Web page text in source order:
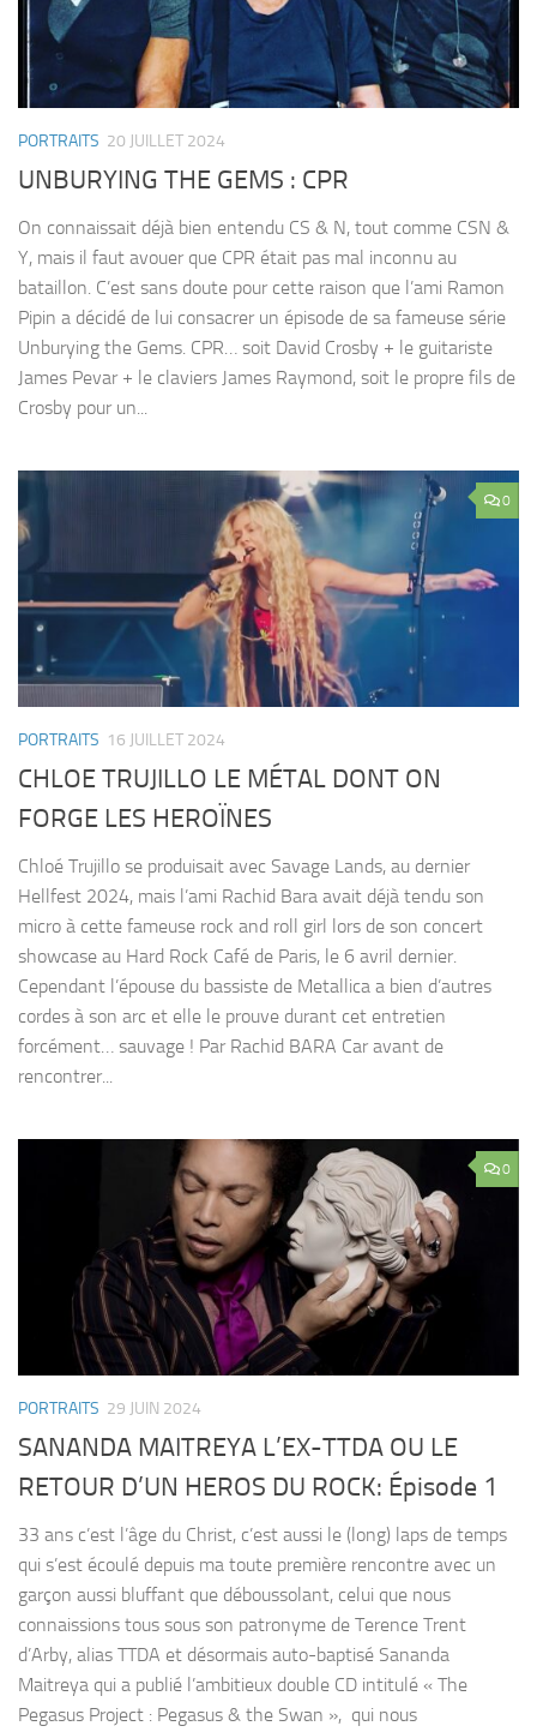
PORTRAITS 20 JUILLET 2024
UNBURYING THE GEMS : CPR
On connaissait déjà bien entendu CS & N, tout comme CSN &
Y, mais il faut avouer que CPR était pas mal inconnu au
bataillon. C’est sans doute pour cette raison que l’ami Ramon
Pipin a décidé de lui consacrer un épisode de sa fameuse série
Unburying the Gems. CPR… soit David Crosby + le guitariste
James Pevar + le claviers James Raymond, soit le propre fils de
Crosby pour un...
0
PORTRAITS 16 JUILLET 2024
CHLOE TRUJILLO LE MÉTAL DONT ON
FORGE LES HEROÏNES
Chloé Trujillo se produisait avec Savage Lands, au dernier
Hellfest 2024, mais l’ami Rachid Bara avait déjà tendu son
micro à cette fameuse rock and roll girl lors de son concert
showcase au Hard Rock Café de Paris, le 6 avril dernier.
Cependant l’épouse du bassiste de Metallica a bien d’autres
cordes à son arc et elle le prouve durant cet entretien
forcément… sauvage ! Par Rachid BARA Car avant de
rencontrer...
0
PORTRAITS 29 JUIN 2024
SANANDA MAITREYA L’EX-TTDA OU LE
RETOUR D’UN HEROS DU ROCK: Épisode 1
33 ans c’est l’âge du Christ, c’est aussi le (long) laps de temps
qui s’est écoulé depuis ma toute première rencontre avec un
garçon aussi bluffant que déboussolant, celui que nous
connaissions tous sous son patronyme de Terence Trent
d’Arby, alias TTDA et désormais auto-baptisé Sananda
Maitreya qui a publié l’ambitieux double CD intitulé « The
Pegasus Project : Pegasus & the Swan », qui nous